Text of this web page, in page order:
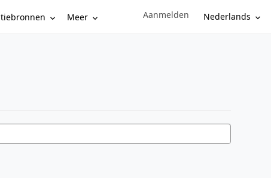
Meer Sign in to your account
Aanmelden Nederlands